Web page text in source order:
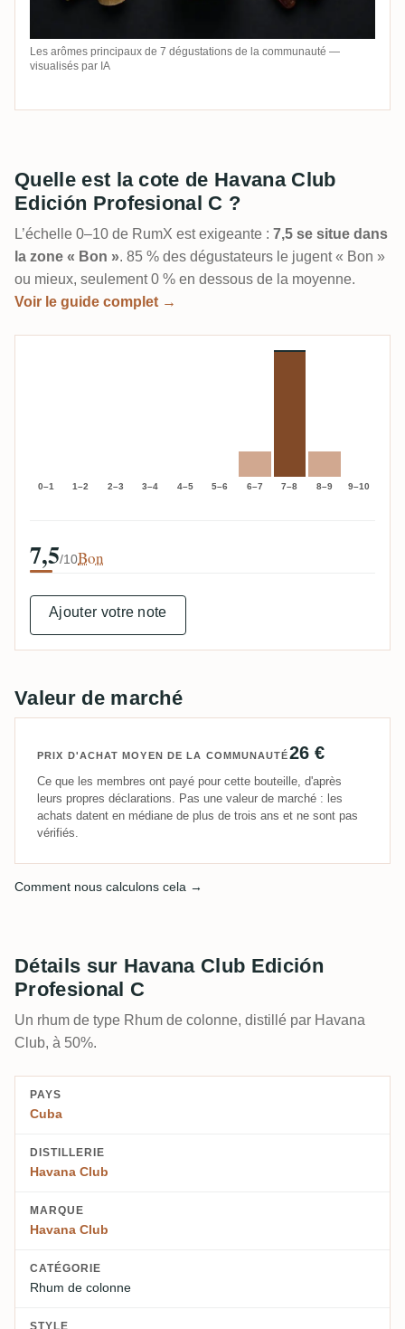
Les arômes principaux de 7 dégustations de la communauté —
visualisés par IA
Quelle est la cote de Havana Club
Edición Profesional C ?
L’échelle 0–10 de RumX est exigeante : 7,5 se situe dans
la zone « Bon ». 85 % des dégustateurs le jugent « Bon »
ou mieux, seulement 0 % en dessous de la moyenne.
Voir le guide complet →
0–1 1–2 2–3 3–4 4–5 5–6 6–7 7–8 8–9 9–10
7,5/10Bon
Ajouter votre note
Valeur de marché
PRIX D'ACHAT MOYEN DE LA COMMUNAUTÉ26 €
Ce que les membres ont payé pour cette bouteille, d'après
leurs propres déclarations. Pas une valeur de marché : les
achats datent en médiane de plus de trois ans et ne sont pas
vérifiés.
Comment nous calculons cela →
Détails sur Havana Club Edición
Profesional C
Un rhum de type Rhum de colonne, distillé par Havana
Club, à 50%.
PAYS
Cuba
DISTILLERIE
Havana Club
MARQUE
Havana Club
CATÉGORIE
Rhum de colonne